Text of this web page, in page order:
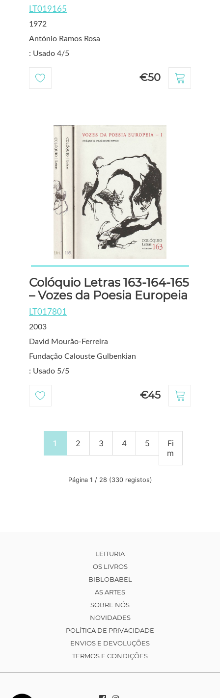
LT019165
1972
António Ramos Rosa
: Usado 4/5
€50
Colóquio Letras 163-164-165
– Vozes da Poesia Europeia
LT017801
2003
David Mourão-Ferreira
Fundação Calouste Gulbenkian
: Usado 5/5
€45
1 2 3 4 5
Fi
m
Página 1 / 28 (330 registos)
LEITURIA
OS LIVROS
BIBLOBABEL
AS ARTES
SOBRE NÓS
NOVIDADES
POLÍTICA DE PRIVACIDADE
ENVIOS E DEVOLUÇÕES
TERMOS E CONDIÇÕES